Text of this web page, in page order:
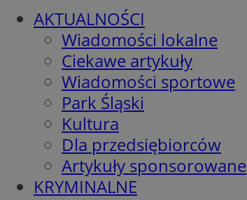
AKTUALNOŚCI
Wiadomości lokalne
Ciekawe artykuły
Wiadomości sportowe
Park Śląski
Kultura
Dla przedsiębiorców
Artykuły sponsorowane
KRYMINALNE